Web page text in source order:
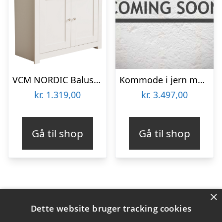
VCM NORDIC Balusa L kommode, m. 2 låger, 2 skuffer og 1 hylde – hvid/natur træ
kr. 1.319,00
Gå til shop
Kommode i jern med 9 skuffer
kr. 3.497,00
Gå til shop
Varekategorier
×
Dette website bruger tracking cookies